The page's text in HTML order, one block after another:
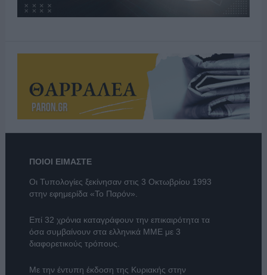
ΠΟΙΟΙ ΕΙΜΑΣΤΕ
Οι Τυπολογίες ξεκίνησαν στις 3 Οκτωβρίου 1993
στην εφημερίδα «Το Παρόν».
Επί 32 χρόνια καταγράφουν την επικαιρότητα τα
όσα συμβαίνουν στα ελληνικά ΜΜΕ με 3
διαφορετικούς τρόπους.
Με την έντυπη έκδοση της Κυριακής στην